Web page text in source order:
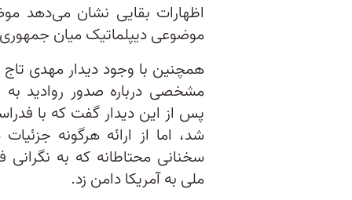
اظهارات بقایی نشان می‌دهد
موضوعی دیپلماتیک میان
همچنین با وجود دیدار مهدی تاج
مشخصی درباره صدور روادید به
پس از این دیدار گفت که با
شد، اما از ارائه هرگونه
سخنانی محتاطانه که به نگرانی‌
ملی به آمریکا دامن زد.